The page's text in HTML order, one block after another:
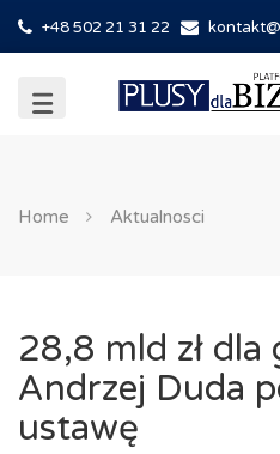
+48 502 21 31 22
Home Aktualnosci
28,8 mld zł
Andrzej Duda
ustawę